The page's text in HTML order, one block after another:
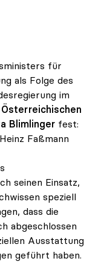
für
als Folge des
im
Österreichischen
Blimlinger fest:
Faßmann
seinen Einsatz,
speziell
dass die
abgeschlossen
Ausstattung
geführt haben.